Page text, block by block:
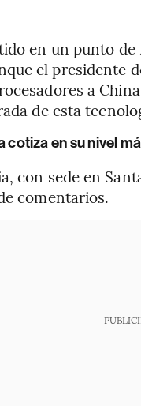
en un punto
el presidente
a
de esta
cotiza en su nivel
con sede en
comentarios.